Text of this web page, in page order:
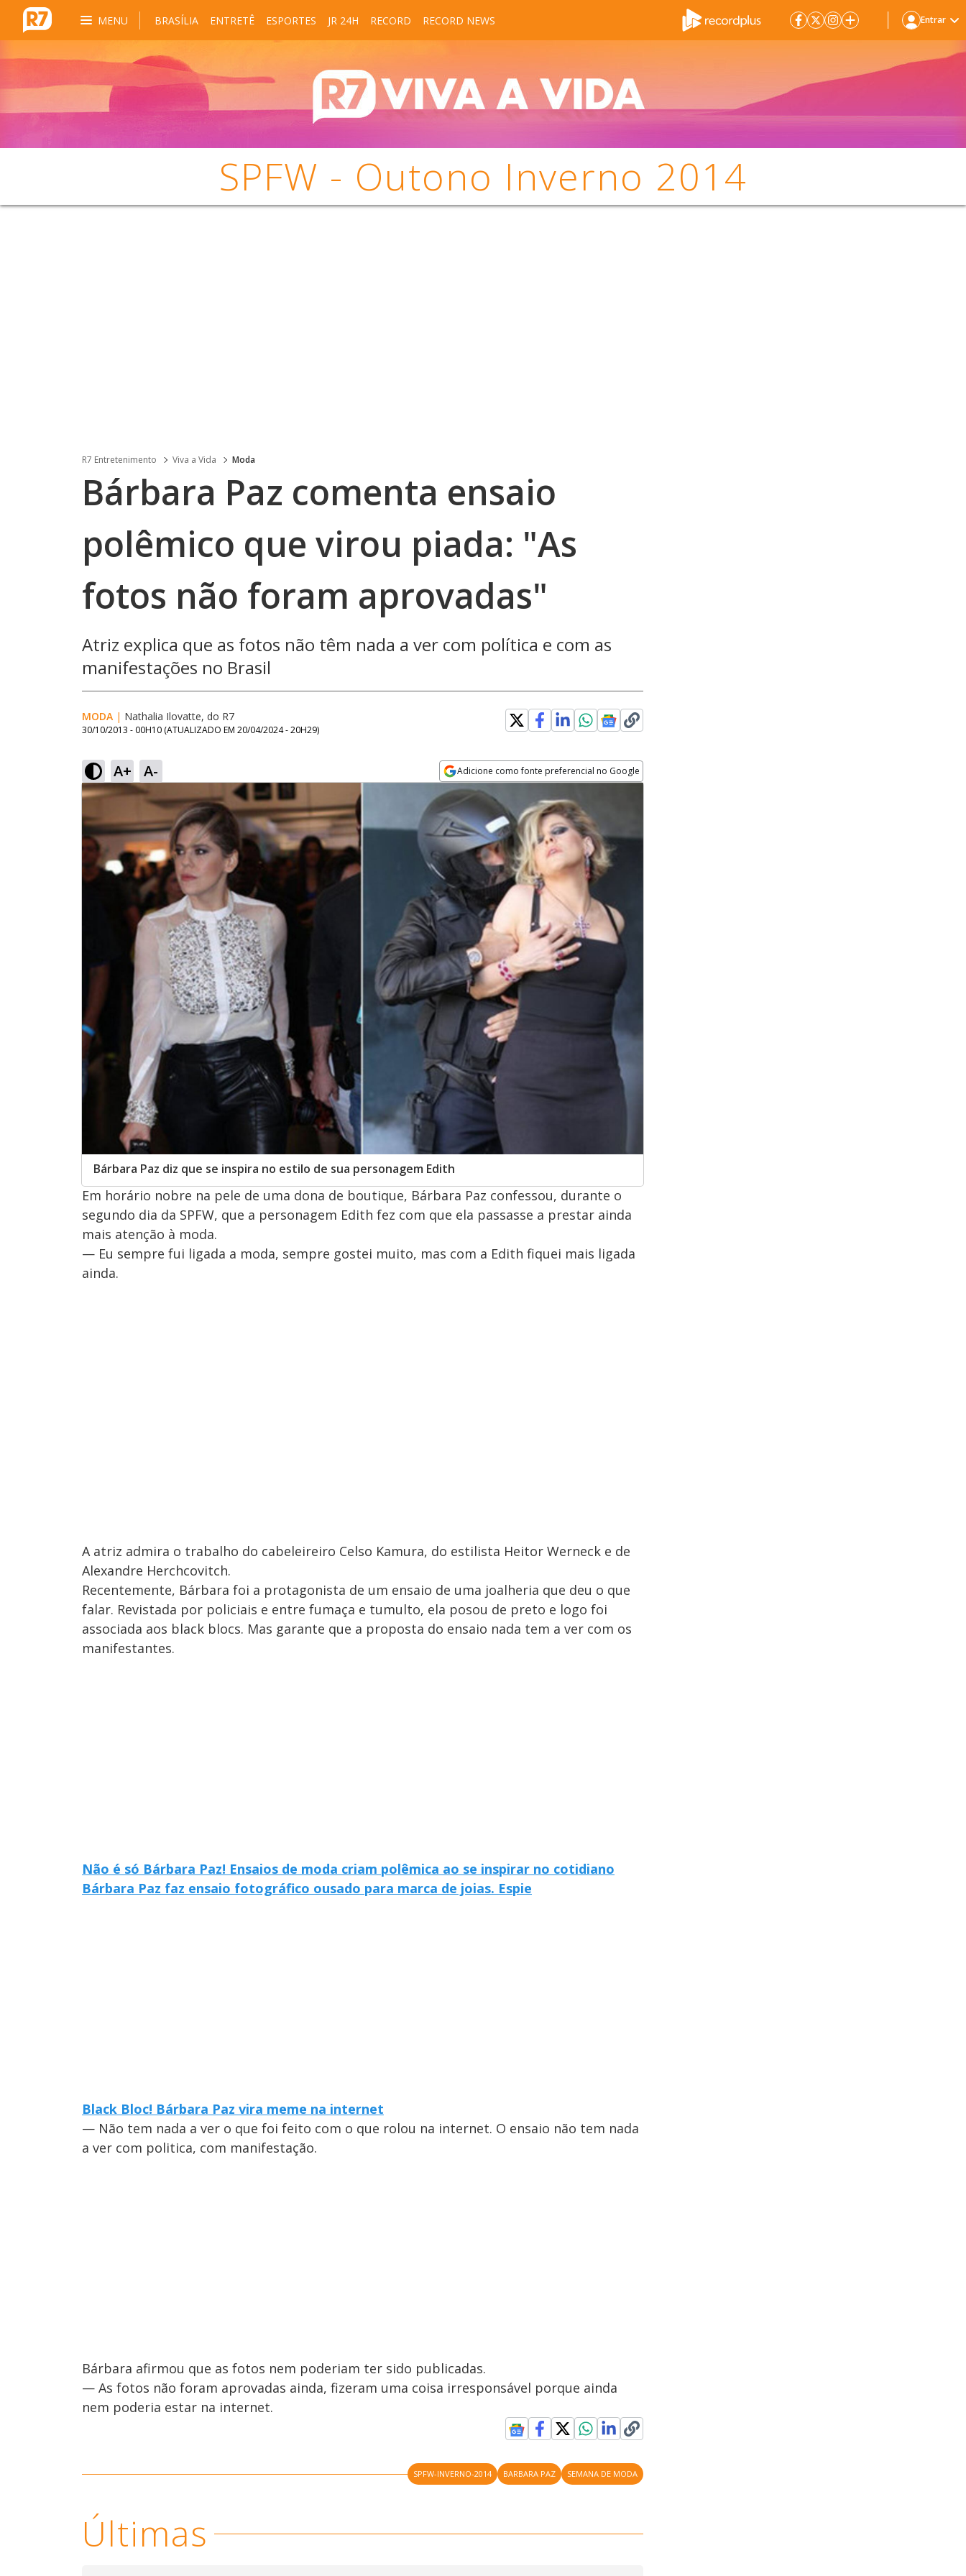
MENU BRASÍLIA ENTRETÊ ESPORTES JR 24H RECORD RECORD NEWS Entrar
SPFW - Outono Inverno 2014
R7 Entretenimento Viva a Vida Moda
Bárbara Paz comenta ensaio
polêmico que virou piada: "As
fotos não foram aprovadas"
Atriz explica que as fotos não têm nada a ver com política e com as
manifestações no Brasil
MODA | Nathalia Ilovatte, do R7
30/10/2013 - 00H10 (ATUALIZADO EM 20/04/2024 - 20H29)
A+ A- Adicione como fonte preferencial no Google
Opens in new window
Bárbara Paz diz que se inspira no estilo de sua personagem Edith
Em horário nobre na pele de uma dona de boutique, Bárbara Paz confessou, durante o
segundo dia da SPFW, que a personagem Edith fez com que ela passasse a prestar ainda
mais atenção à moda.
— Eu sempre fui ligada a moda, sempre gostei muito, mas com a Edith fiquei mais ligada
ainda.
A atriz admira o trabalho do cabeleireiro Celso Kamura, do estilista Heitor Werneck e de
Alexandre Herchcovitch.
Recentemente, Bárbara foi a protagonista de um ensaio de uma joalheria que deu o que
falar. Revistada por policiais e entre fumaça e tumulto, ela posou de preto e logo foi
associada aos black blocs. Mas garante que a proposta do ensaio nada tem a ver com os
manifestantes.
Não é só Bárbara Paz! Ensaios de moda criam polêmica ao se inspirar no cotidiano
Bárbara Paz faz ensaio fotográfico ousado para marca de joias. Espie
Black Bloc! Bárbara Paz vira meme na internet
— Não tem nada a ver o que foi feito com o que rolou na internet. O ensaio não tem nada
a ver com politica, com manifestação.
Bárbara afirmou que as fotos nem poderiam ter sido publicadas.
— As fotos não foram aprovadas ainda, fizeram uma coisa irresponsável porque ainda
nem poderia estar na internet.
SPFW-INVERNO-2014 BARBARA PAZ SEMANA DE MODA
Últimas